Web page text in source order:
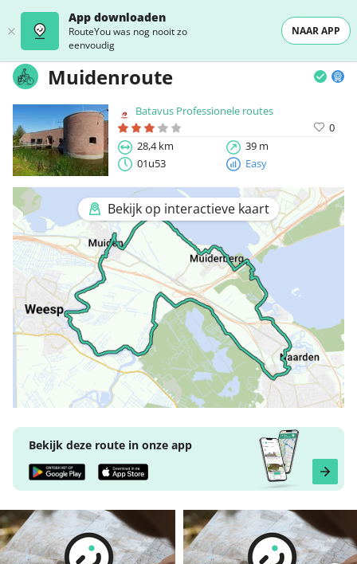
App downloaden
RouteYou was nog nooit zo
eenvoudig
NAAR APP
Muidenroute
Batavus Professionele routes
0
28,4 km
39 m
01u53
Easy
Bekijk op interactieve kaart
Bekijk deze route in onze app